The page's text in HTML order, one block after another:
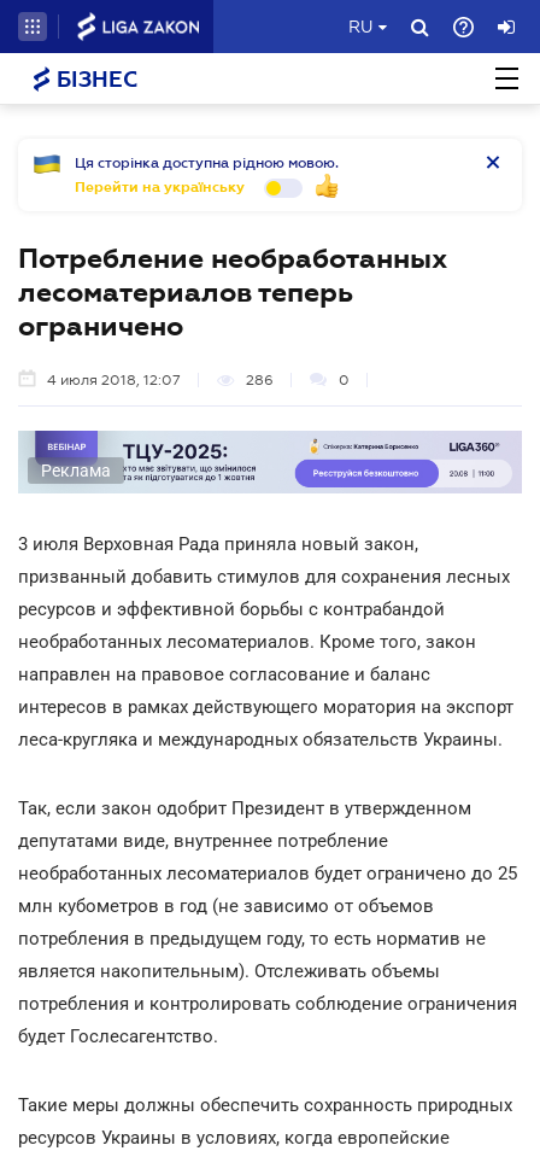
RU
БІЗНЕС
Ця сторінка доступна рідною мовою.
Перейти на українську
Потребление необработанных
лесоматериалов теперь
ограничено
4 июля 2018, 12:07 286 0
Реклама
3 июля Верховная Рада приняла новый закон,
призванный добавить стимулов для сохранения лесных
ресурсов и эффективной борьбы с контрабандой
необработанных лесоматериалов. Кроме того, закон
направлен на правовое согласование и баланс
интересов в рамках действующего моратория на экспорт
леса-кругляка и международных обязательств Украины.
Так, если закон одобрит Президент в утвержденном
депутатами виде, внутреннее потребление
необработанных лесоматериалов будет ограничено до 25
млн кубометров в год (не зависимо от объемов
потребления в предыдущем году, то есть норматив не
является накопительным). Отслеживать объемы
потребления и контролировать соблюдение ограничения
будет Гослесагентство.
Такие меры должны обеспечить сохранность природных
ресурсов Украины в условиях, когда европейские